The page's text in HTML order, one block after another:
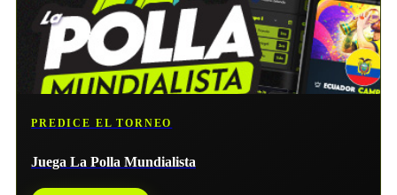
PREDICE EL TORNEO
Juega La Polla Mundialista